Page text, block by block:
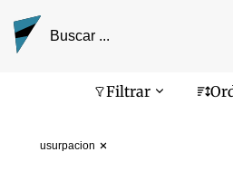
Filtrar
usurpacion
Pantalla de búsqueda